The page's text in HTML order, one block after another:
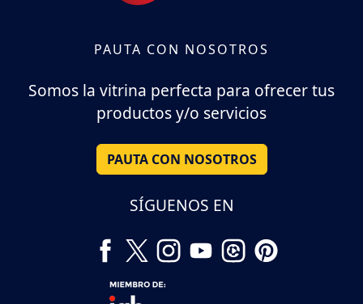
PAUTA CON NOSOTROS
Somos la vitrina perfecta para ofrecer tus
productos y/o servicios
PAUTA CON NOSOTROS
SÍGUENOS EN